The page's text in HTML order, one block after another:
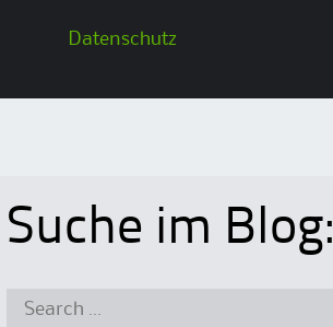
Datenschutz
Suche im Blog:
Search